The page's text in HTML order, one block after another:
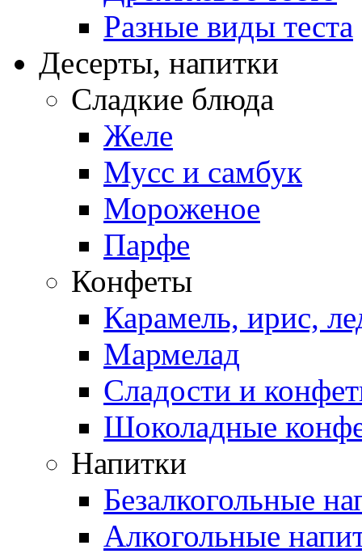
Разные виды теста
Десерты, напитки
Сладкие блюда
Желе
Мусс и самбук
Мороженое
Парфе
Конфеты
Карамель, ирис,
Мармелад
Сладости и
Шоколадные
Напитки
Безалкогольные
Алкогольные